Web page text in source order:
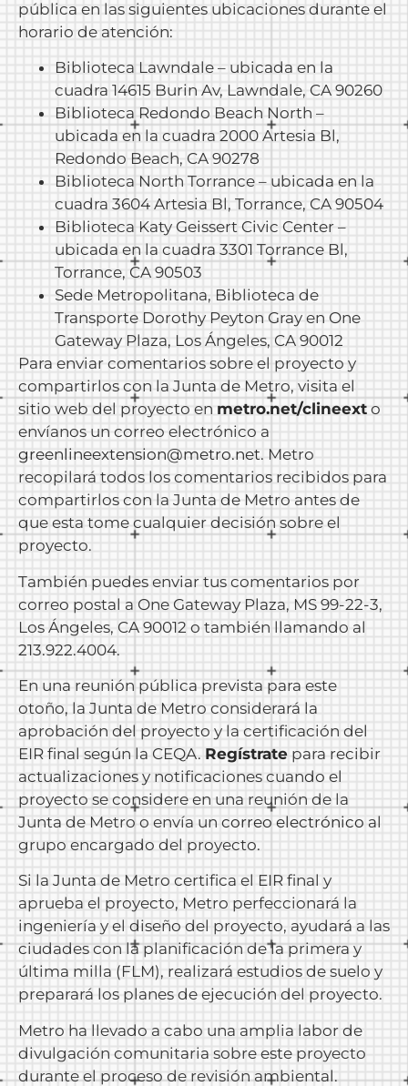
pública en las siguientes ubicaciones durante el
horario de atención:
Biblioteca Lawndale – ubicada en la
cuadra 14615 Burin Av, Lawndale, CA 90260
Biblioteca Redondo Beach North –
ubicada en la cuadra 2000 Artesia Bl,
Redondo Beach, CA 90278
Biblioteca North Torrance – ubicada en la
cuadra 3604 Artesia Bl, Torrance, CA 90504
Biblioteca Katy Geissert Civic Center –
ubicada en la cuadra 3301 Torrance Bl,
Torrance, CA 90503
Sede Metropolitana, Biblioteca de
Transporte Dorothy Peyton Gray en One
Gateway Plaza, Los Ángeles, CA 90012
Para enviar comentarios sobre el proyecto y
compartirlos con la Junta de Metro, visita el
sitio web del proyecto en metro.net/clineext o
envíanos un correo electrónico a
greenlineextension@metro.net. Metro
recopilará todos los comentarios recibidos para
compartirlos con la Junta de Metro antes de
que esta tome cualquier decisión sobre el
proyecto.
También puedes enviar tus comentarios por
correo postal a One Gateway Plaza, MS 99-22-3,
Los Ángeles, CA 90012 o también llamando al
213.922.4004.
En una reunión pública prevista para este
otoño, la Junta de Metro considerará la
aprobación del proyecto y la certificación del
EIR final según la CEQA. Regístrate para recibir
actualizaciones y notificaciones cuando el
proyecto se considere en una reunión de la
Junta de Metro o envía un correo electrónico al
grupo encargado del proyecto.
Si la Junta de Metro certifica el EIR final y
aprueba el proyecto, Metro perfeccionará la
ingeniería y el diseño del proyecto, ayudará a las
ciudades con la planificación de la primera y
última milla (FLM), realizará estudios de suelo y
preparará los planes de ejecución del proyecto.
Metro ha llevado a cabo una amplia labor de
divulgación comunitaria sobre este proyecto
durante el proceso de revisión ambiental.